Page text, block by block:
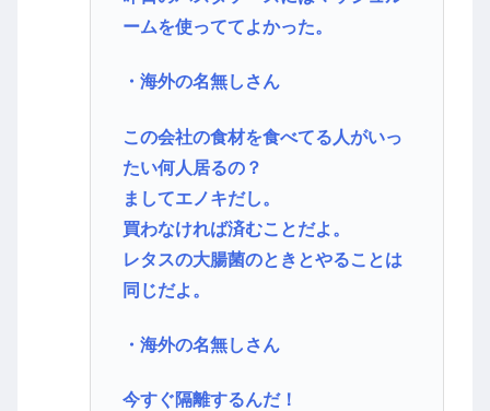
ームを使っててよかった。
・海外の名無しさん
この会社の食材を食べてる人がいっ
たい何人居るの？
ましてエノキだし。
買わなければ済むことだよ。
レタスの大腸菌のときとやることは
同じだよ。
・海外の名無しさん
今すぐ隔離するんだ！